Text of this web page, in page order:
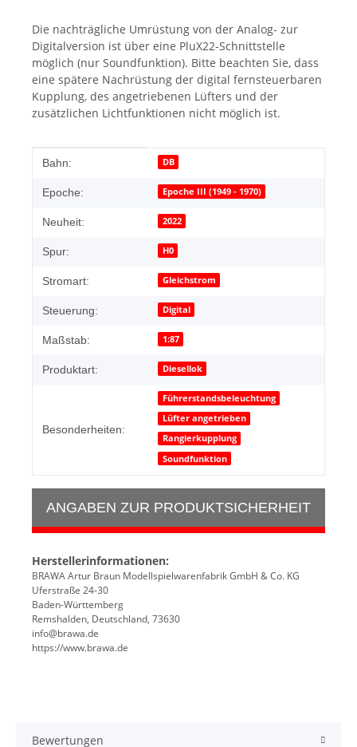
Die nachträgliche Umrüstung von der Analog- zur
Digitalversion ist über eine PluX22-Schnittstelle
möglich (nur Soundfunktion). Bitte beachten Sie, dass
eine spätere Nachrüstung der digital fernsteuerbaren
Kupplung, des angetriebenen Lüfters und der
zusätzlichen Lichtfunktionen nicht möglich ist.
Produkteigenschaft
Wert
Bahn: DB
Epoche: Epoche III (1949 - 1970)
Neuheit: 2022
Spur: H0
Stromart: Gleichstrom
Steuerung: Digital
Maßstab: 1:87
Produktart: Diesellok
Besonderheiten:
Führerstandsbeleuchtung
Lüfter angetrieben
Rangierkupplung
Soundfunktion
ANGABEN ZUR PRODUKTSICHERHEIT
Herstellerinformationen:
BRAWA Artur Braun Modellspielwarenfabrik GmbH & Co. KG
Uferstraße 24-30
Baden-Württemberg
Remshalden, Deutschland, 73630
info@brawa.de
https://www.brawa.de
Bewertungen